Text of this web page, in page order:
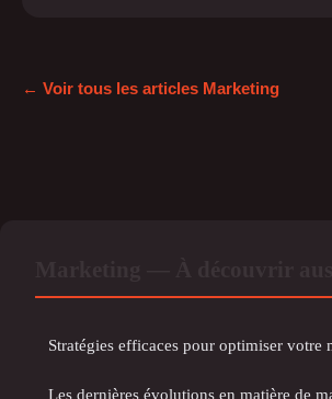
← Voir tous les articles Marketing
Stratégies efficaces pour optimiser votre
Les dernières évolutions en matière de